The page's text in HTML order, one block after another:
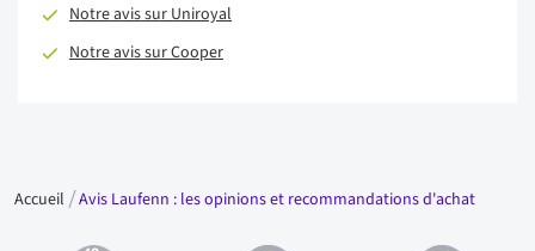
Notre avis sur Uniroyal
Notre avis sur Cooper
Accueil Avis Laufenn : les opinions et recommandations d'achat